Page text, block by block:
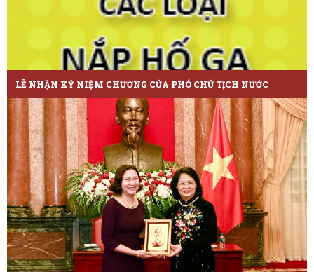
LỄ NHẬN KỶ NIỆM CHƯƠNG CỦA PHÓ CHỦ TỊCH NƯỚC